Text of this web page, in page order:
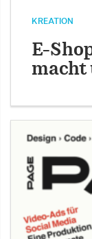
KREATION
E-
macht